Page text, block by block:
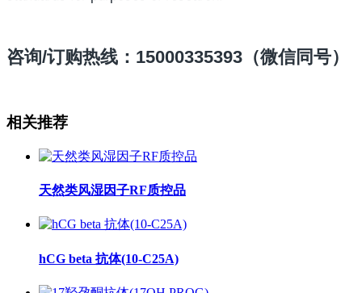
咨询/订购热线：15000335393（微信同号）
相关推荐
天然类风湿因子RF质控品
hCG beta 抗体(10-C25A)